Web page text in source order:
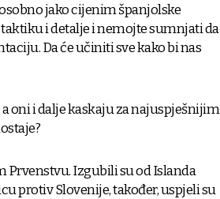
jako cijenim španjolske
i detalje i nemojte sumnjati da
Da će učiniti sve kako bi nas
oni i dalje kaskaju za najuspješnijim
Prvenstvu. Izgubili su od Islanda
protiv Slovenije, također, uspjeli su